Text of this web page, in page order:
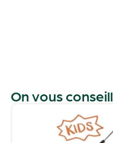
On vous